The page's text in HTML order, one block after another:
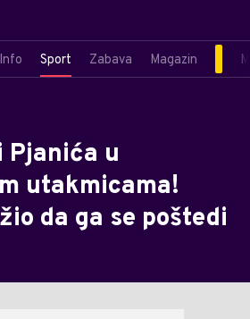
Info Sport Zabava Magazin
Pjanića u
utakmicama!
da ga se poštedi